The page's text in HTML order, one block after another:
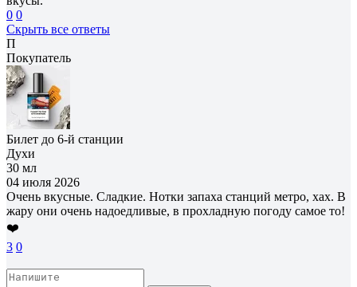
0 0
Скрыть все ответы
П
Покупатель
Билет до 6-й станции
Духи
30 мл
04 июля 2026
Очень вкусные. Сладкие. Нотки запаха станций метро, хах. В
жару они очень надоедливые, в прохладную погоду самое то!
❤️
3 0